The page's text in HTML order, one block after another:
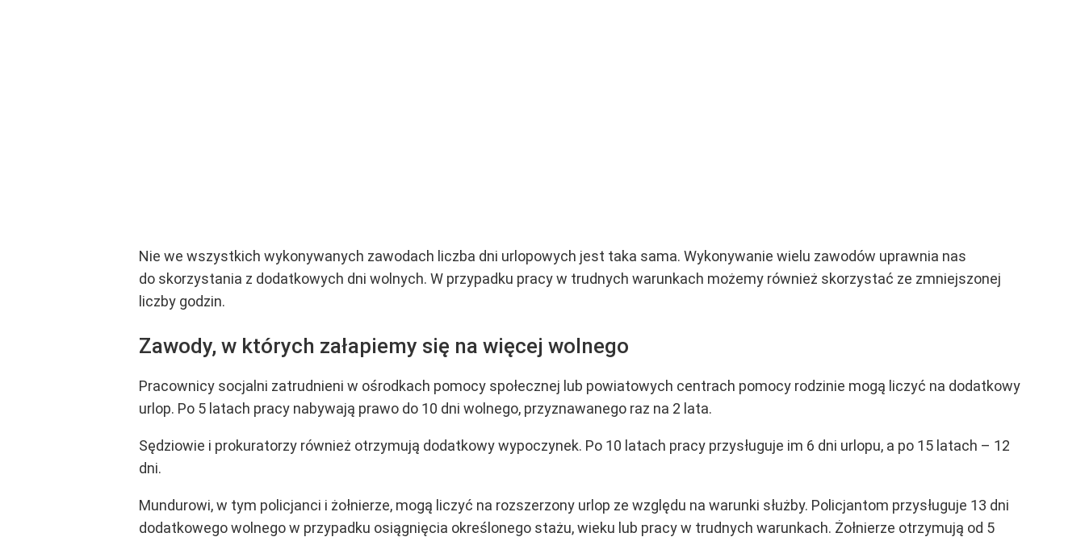
Nie we wszystkich wykonywanych zawodach liczba dni urlopowych jest taka sama. Wykonywanie wielu zawodów uprawnia nas
do skorzystania z dodatkowych dni wolnych. W przypadku pracy w trudnych warunkach możemy również skorzystać ze zmniejszonej
liczby godzin.
Zawody, w których załapiemy się na więcej wolnego
Pracownicy socjalni zatrudnieni w ośrodkach pomocy społecznej lub powiatowych centrach pomocy rodzinie mogą liczyć na dodatkowy
urlop. Po 5 latach pracy nabywają prawo do 10 dni wolnego, przyznawanego raz na 2 lata.
Sędziowie i prokuratorzy również otrzymują dodatkowy wypoczynek. Po 10 latach pracy przysługuje im 6 dni urlopu, a po 15 latach – 12
dni.
Mundurowi, w tym policjanci i żołnierze, mogą liczyć na rozszerzony urlop ze względu na warunki służby. Policjantom przysługuje 13 dni
dodatkowego wolnego w przypadku osiągnięcia określonego stażu, wieku lub pracy w trudnych warunkach. Żołnierze otrzymują od 5